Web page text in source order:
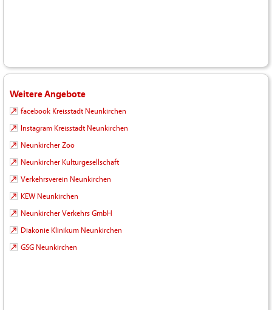
Weitere Angebote
facebook Kreisstadt Neunkirchen
Instagram Kreisstadt Neunkirchen
Neunkircher Zoo
Neunkircher Kulturgesellschaft
Verkehrsverein Neunkirchen
KEW Neunkirchen
Neunkircher Verkehrs GmbH
Diakonie Klinikum Neunkirchen
GSG Neunkirchen